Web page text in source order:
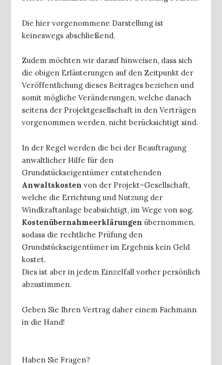
Die hier vorgenommene Darstellung ist
keineswegs abschließend.
Zudem möchten wir darauf hinweisen, dass sich
die obigen Erläuterungen auf den Zeitpunkt der
Veröffentlichung dieses Beitrages beziehen und
somit mögliche Veränderungen, welche danach
seitens der Projektgesellschaft in den Verträgen
vorgenommen werden, nicht berücksichtigt sind.
In der Regel werden die bei der Beauftragung
anwaltlicher Hilfe für den
Grundstückseigentümer entstehenden
Anwaltskosten von der Projekt–Gesellschaft,
welche die Errichtung und Nutzung der
Windkraftanlage beabsichtigt, im Wege von sog.
Kostenübernahmeerklärungen übernommen,
sodass die rechtliche Prüfung den
Grundstückseigentümer im Ergebnis kein Geld
kostet.
Dies ist aber in jedem Einzelfall vorher persönlich
abzustimmen.
Geben Sie Ihren Vertrag daher einem Fachmann
in die Hand!
Haben Sie Fragen?